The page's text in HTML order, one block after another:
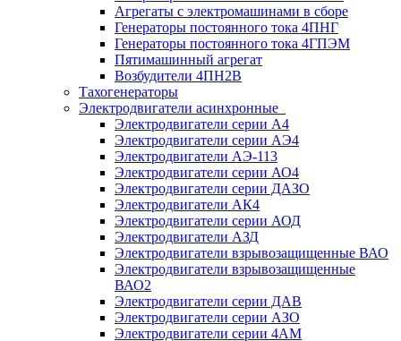
Агрегаты с электромашинами в сборе
Генераторы постоянного тока 4ПНГ
Генераторы постоянного тока 4ГПЭМ
Пятимашинный агрегат
Возбудители 4ПН2В
Тахогенераторы
Электродвигатели асинхронные
Электродвигатели серии А4
Электродвигатели серии АЭ4
Электродвигатели АЭ-113
Электродвигатели серии АО4
Электродвигатели серии ДАЗО
Электродвигатели АК4
Электродвигатели серии АОД
Электродвигатели АЗД
Электродвигатели взрывозащищенные ВАО
Электродвигатели взрывозащищенные
ВАО2
Электродвигатели серии ДАВ
Электродвигатели серии АЗО
Электродвигатели серии 4АМ